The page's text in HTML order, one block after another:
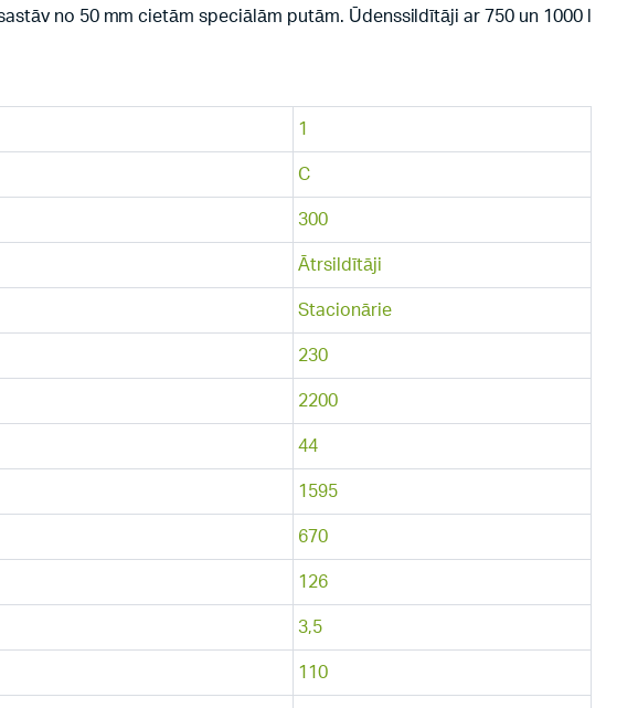
no 50 mm cietām speciālām putām. Ūdenssildītāji ar 750 un 1000 l
1
C
300
Ātrsildītāji
Stacionārie
230
2200
44
1595
670
126
3,5
110